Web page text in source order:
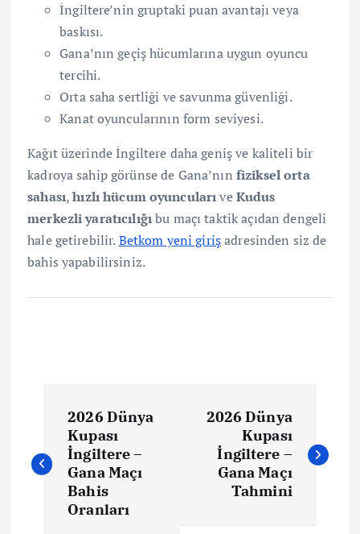
İngiltere’nin gruptaki puan avantajı veya
baskısı.
Gana’nın geçiş hücumlarına uygun oyuncu
tercihi.
Orta saha sertliği ve savunma güvenliği.
Kanat oyuncularının form seviyesi.
Kağıt üzerinde İngiltere daha geniş ve kaliteli bir
kadroya sahip görünse de Gana’nın fiziksel orta
sahası,hızlı hücum oyuncularıveKudus
merkezli yaratıcılığıbu maçı taktik açıdan dengeli
hale getirebilir.Betkom yeni girişadresinden siz de
bahis yapabilirsiniz.
a
z
2026 Dünya
Kupası
İngiltere –
Gana Maçı
Bahis
Oranları
2026 Dünya
Kupası
İngiltere –
Gana Maçı
Tahmini